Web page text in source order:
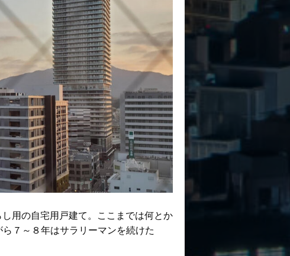
用の自宅用戸建て。ここまでは何とか
７～８年はサラリーマンを続けた